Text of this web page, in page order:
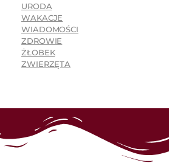
URODA
WAKACJE
WIADOMOŚCI
ZDROWIE
ŻŁOBEK
ZWIERZĘTA